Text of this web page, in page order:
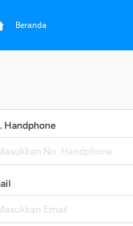
Beranda
Handphone